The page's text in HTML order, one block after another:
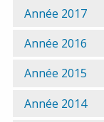
Année 2017
Année 2016
Année 2015
Année 2014